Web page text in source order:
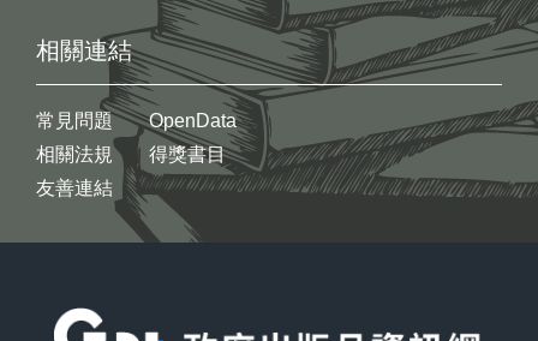
相關連結
常見問題
相關法規
友善連結
OpenData
得獎書目